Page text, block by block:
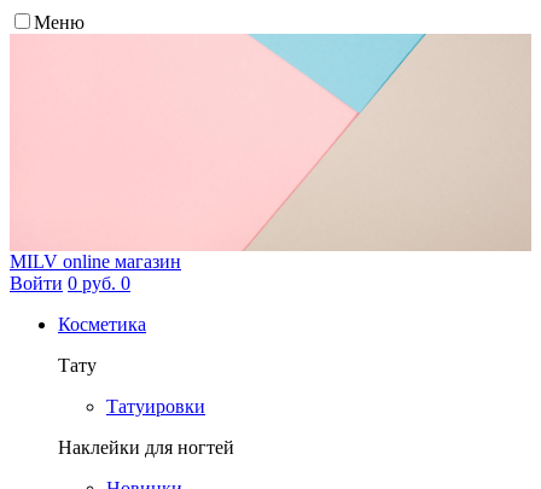
Меню
MILV online магазин
Войти 0 руб. 0
Косметика
Тату
Татуировки
Наклейки для ногтей